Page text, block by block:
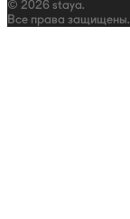
© 2026 staya.
Все права защищены.